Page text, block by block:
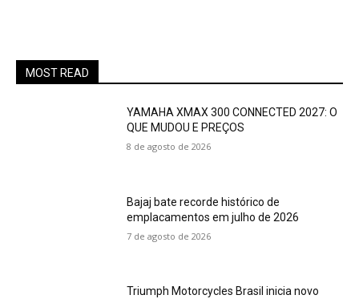
MOST READ
YAMAHA XMAX 300 CONNECTED 2027: O
QUE MUDOU E PREÇOS
8 de agosto de 2026
Bajaj bate recorde histórico de
emplacamentos em julho de 2026
7 de agosto de 2026
Triumph Motorcycles Brasil inicia novo